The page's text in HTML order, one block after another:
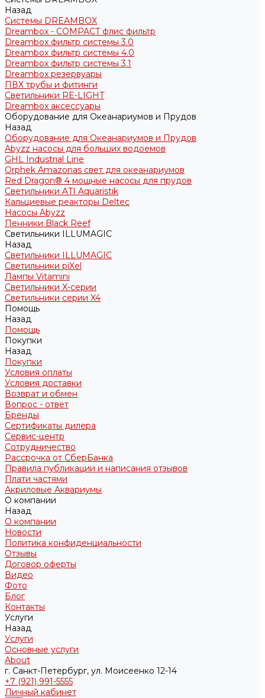
Назад
Системы DREAMBOX
Dreambox - COMPACT флис фильтр
Dreambox фильтр системы 3.0
Dreambox фильтр системы 4.0
Dreambox фильтр системы 3.1
Dreambox резервуары
ПВХ трубы и фитинги
Светильники RE-LIGHT
Dreambox аксессуары
Оборудование для Океанариумов и Прудов
Назад
Оборудование для Океанариумов и Прудов
Abyzz насосы для больших водоемов
GHL Industrial Line
Orphek Amazonas свет для океанариумов
Red Dragon® 4 мощные насосы для прудов
Светильники ATI Aquaristik
Кальциевые реакторы Deltec
Насосы Abyzz
Пенники Black Reef
Светильники ILLUMAGIC
Назад
Светильники ILLUMAGIC
Светильники piXel
Лампы Vitamini
Светильники X-серии
Светильники серии X4
Помощь
Назад
Помощь
Покупки
Назад
Покупки
Условия оплаты
Условия доставки
Возврат и обмен
Вопрос - ответ
Бренды
Сертификаты дилера
Сервис-центр
Сотрудничество
Рассрочка от СберБанка
Правила публикации и написания отзывов
Плати частями
Акриловые Аквариумы
О компании
Назад
О компании
Новости
Политика конфиденциальности
Отзывы
Договор оферты
Видео
Фото
Блог
Контакты
Услуги
Назад
Услуги
Основные услуги
About
г. Санкт-Петербург, ул. Моисеенко 12-14
+7 (921) 991-5555
Личный кабинет